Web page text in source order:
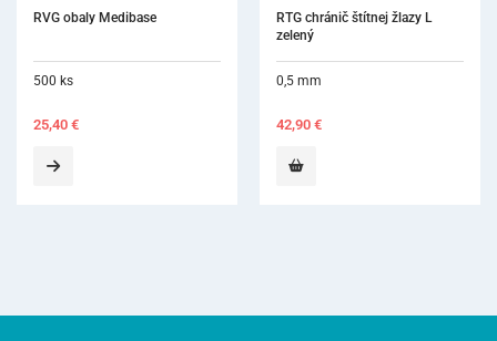
RVG obaly Medibase
500 ks
25,40 €
RTG chránič štítnej žlazy L
zelený
0,5 mm
42,90 €